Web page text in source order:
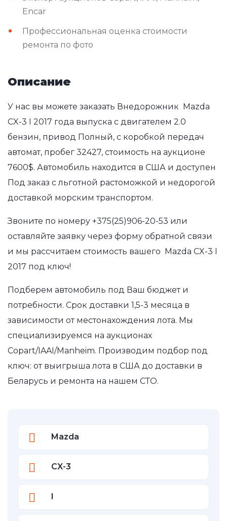
Encar
Профессиональная оценка стоимости
ремонта по фото
Описание
У нас вы можете заказать Внедорожник Mazda
CX-3 I 2017 года выпуска с двигателем 2.0
бензин, привод Полный, с коробкой передач
автомат, пробег 32427, стоимость на аукционе
7600$. Автомобиль находится в США и доступен
Под заказ с льготной растоможкой и недорогой
доставкой морским транспортом.
Звоните по номеру +375(25)906-20-53 или
оставляйте заявку через форму обратной связи
и мы рассчитаем стоимость вашего Mazda CX-3 I
2017 под ключ!
Подберем автомобиль под Ваш бюджет и
потребности. Срок доставки 1,5-3 месяца в
зависимости от местонахождения лота. Мы
специализируемся на аукционах
Copart/IAAI/Manheim. Производим подбор под
ключ: от выигрыша лота в США до доставки в
Беларусь и ремонта на нашем СТО.
Mazda
CX-3
I